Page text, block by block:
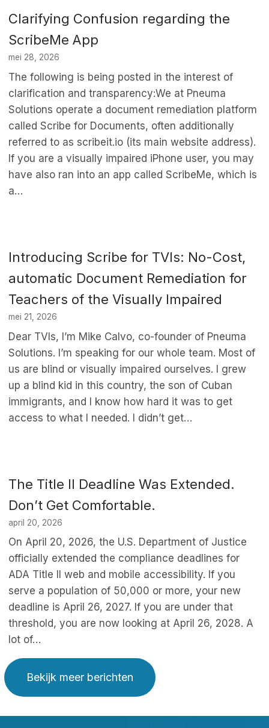
Clarifying Confusion regarding the
ScribeMe App
mei 28, 2026
The following is being posted in the interest of
clarification and transparency:We at Pneuma
Solutions operate a document remediation platform
called Scribe for Documents, often additionally
referred to as scribeit.io (its main website address).
If you are a visually impaired iPhone user, you may
have also ran into an app called ScribeMe, which is
a…
Introducing Scribe for TVIs: No-Cost,
automatic Document Remediation for
Teachers of the Visually Impaired
mei 21, 2026
Dear TVIs, I’m Mike Calvo, co-founder of Pneuma
Solutions. I’m speaking for our whole team. Most of
us are blind or visually impaired ourselves. I grew
up a blind kid in this country, the son of Cuban
immigrants, and I know how hard it was to get
access to what I needed. I didn’t get…
The Title II Deadline Was Extended.
Don’t Get Comfortable.
april 20, 2026
On April 20, 2026, the U.S. Department of Justice
officially extended the compliance deadlines for
ADA Title II web and mobile accessibility. If you
serve a population of 50,000 or more, your new
deadline is April 26, 2027. If you are under that
threshold, you are now looking at April 26, 2028. A
lot of…
Bekijk meer berichten